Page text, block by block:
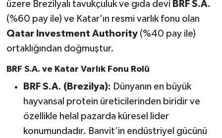
üzere Brezilyalı tavukçuluk ve gıda devi BRF S.A.
(%60 pay ile) ve Katar'ın resmi varlık fonu olan
Qatar Investment Authority(%40 pay ile)
ortaklığından doğmuştur.
BRF S.A. ve Katar Varlık Fonu Rolü
BRF S.A. (Brezilya): Dünyanın en büyük
hayvansal protein üreticilerinden biridir ve
özellikle helal pazarda küresel lider
konumundadır. Banvit’in endüstriyel gücünü